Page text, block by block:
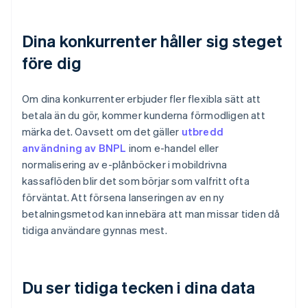
Dina konkurrenter håller sig steget
före dig
Om dina konkurrenter erbjuder fler flexibla sätt att
betala än du gör, kommer kunderna förmodligen att
märka det. Oavsett om det gäller utbredd
användning av BNPL inom e-handel eller
normalisering av e-plånböcker i mobildrivna
kassaflöden blir det som börjar som valfritt ofta
förväntat. Att försena lanseringen av en ny
betalningsmetod kan innebära att man missar tiden då
tidiga användare gynnas mest.
Du ser tidiga tecken i dina data